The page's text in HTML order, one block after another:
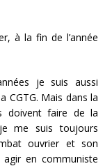
à la fin de l’année
je suis aussi
CGTG. Mais dans la
doivent faire de la
me suis toujours
ouvrier et son
en communiste